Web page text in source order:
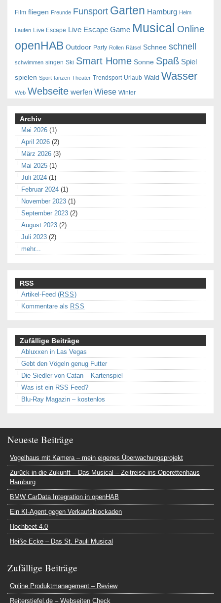
Film fliegen Freunde Funsport Garten Hamburg Helm
Laufen Live Escape Live Escape Game Musical Online
openHAB Outdoor Party Rollen Rätsel Schnee schnell
schwimmen singen Ski Smart Home Sonne Spaß Spiel
spielen Sport tanzen Theater Trendsport Urlaub Wald Wasser
Web Webseite werfen Wiese Winter
Archiv
Mai 2026 (1)
April 2026 (2)
März 2026 (3)
Mai 2025 (1)
Juli 2024 (1)
Februar 2024 (1)
November 2023 (1)
September 2023 (2)
August 2023 (2)
Juli 2023 (2)
mehr...
RSS
Artikel-Feed (RSS)
Kommentare als RSS
Zufällige Beiträge
Abluxxen in Las Vegas
Gebt den Vögeln genug Futter
Die Siedler von Catan – Kartenspiel
Was ist ein RSS Feed?
Blu-Ray Magazin – kostenlos
Neueste Beiträge
Vogelhaus mit Kamera – mein eigenes Überwachungsprojekt
Zurück in die Zukunft – Das Musical – Zeitreise ins Operettenhaus
Hamburg
BMW CarData Integration in openHAB
Ein KI-Agent gegen Verkaufsblockaden
Hochbeet 4.0
Heiße Ecke – Das St. Pauli Musical
Zufällige Beiträge
Online Produktmanagement – Review
Reiterstiefel.de – Webseiten Check